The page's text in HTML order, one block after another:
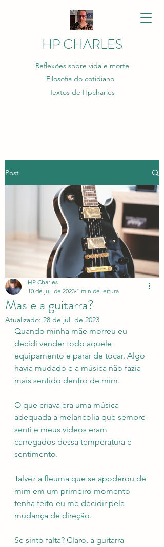
HP CHARLES
Reflexões sobre vida e morte
Filosofia do cotidiano
Textos de Hpcharles
Post
Mas e a guitarra?
HP Charles
10 de jul. de 2023 1 min de leitura
Atualizado: 28 de jul. de 2023
Quando minha mãe morreu eu
decidi vender todo aquele
equipamento e parar de tocar. Algo
havia mudado e a música não fazia
mais sentido dentro de mim.
O que criava era uma música
adequada a melancolia que sempre
senti e meus vídeos eram
carregados dessa temperatura e
sentimento.
Talvez a fleuma que se apoderou de
mim em um primeiro momento
tenha feito eu me decidir pela
mudança de direção.
Se sinto falta? Claro, a guitarra